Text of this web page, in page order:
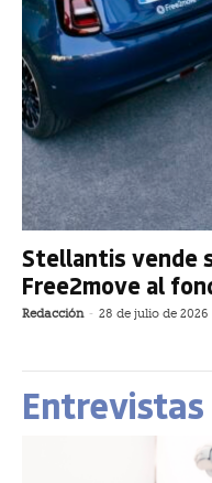
Stellantis vende
Free2move al
Redacción - 28 de julio de 2026
Entrevistas